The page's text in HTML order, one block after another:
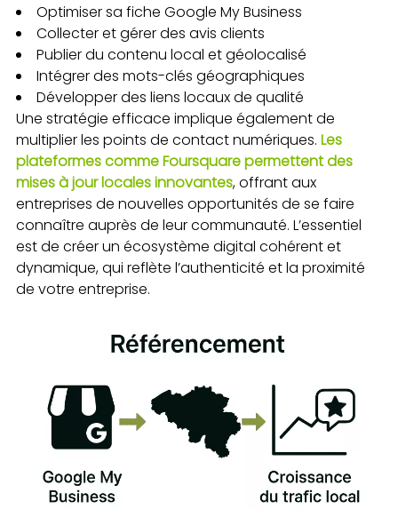
Optimiser sa fiche Google My Business
Collecter et gérer des avis clients
Publier du contenu local et géolocalisé
Intégrer des mots-clés géographiques
Développer des liens locaux de qualité
Une stratégie efficace implique également de
multiplier les points de contact numériques. Les
plateformes comme Foursquare permettent des
mises à jour locales innovantes, offrant aux
entreprises de nouvelles opportunités de se faire
connaître auprès de leur communauté. L’essentiel
est de créer un écosystème digital cohérent et
dynamique, qui reflète l’authenticité et la proximité
de votre entreprise.